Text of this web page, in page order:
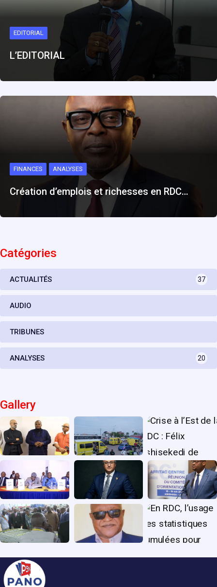
EDITORIAL
L’EDITORIAL
FINANCES ANALYSES
Création d’emplois et richesses en RDC…
Catégories
ACTUALITÉS 37
AUDIO
TRIBUNES
ANALYSES 20
Gallery